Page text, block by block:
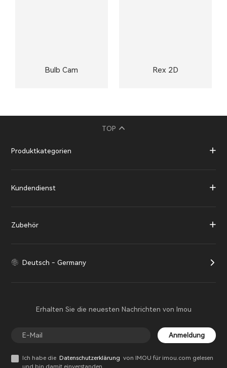
Bulb Cam Rex 2D
TOP
Produktkategorien
Kundendienst
Zubehör
Deutsch - Germany
Erhalten Sie die neuesten Nachrichten von Imou
Anmeldung
Ich habe die Datenschutzerklärungvon IMOU für imou.com gelesen
und bin damit einverstanden.